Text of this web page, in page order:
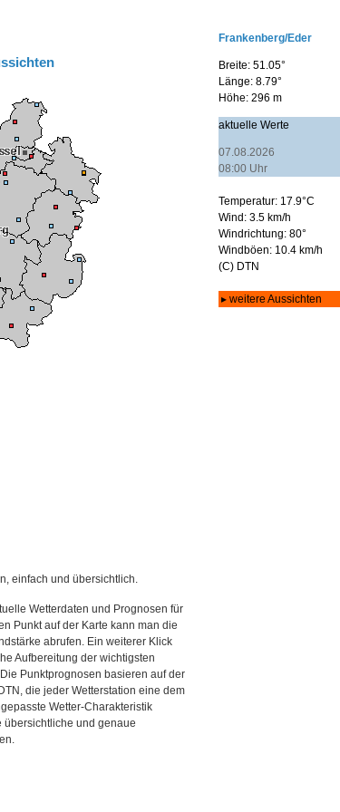
einfach und übersichtlich.
Wetterdaten und Prognosen für
Punkt auf der Karte kann man die
abrufen. Ein weiterer Klick
Aufbereitung der wichtigsten
Punktprognosen basieren auf der
die jeder Wetterstation eine dem
Wetter-Charakteristik
übersichtliche und genaue